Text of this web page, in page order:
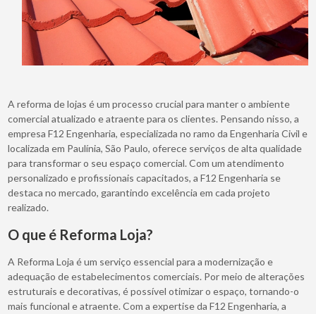
A reforma de lojas é um processo crucial para manter o ambiente
comercial atualizado e atraente para os clientes. Pensando nisso, a
empresa F12 Engenharia, especializada no ramo da Engenharia Civil e
localizada em Paulínia, São Paulo, oferece serviços de alta qualidade
para transformar o seu espaço comercial. Com um atendimento
personalizado e profissionais capacitados, a F12 Engenharia se
destaca no mercado, garantindo excelência em cada projeto
realizado.
O que é Reforma Loja?
A Reforma Loja é um serviço essencial para a modernização e
adequação de estabelecimentos comerciais. Por meio de alterações
estruturais e decorativas, é possível otimizar o espaço, tornando-o
mais funcional e atraente. Com a expertise da F12 Engenharia, a